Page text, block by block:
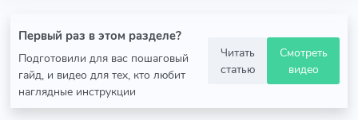
Первый раз в этом разделе?
Подготовили для вас пошаговый
гайд, и видео для тех, кто любит
наглядные инструкции
Читать
статью
Смотреть
видео